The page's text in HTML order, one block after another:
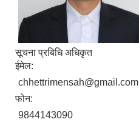
सूचना प्रबिधि अधिकृत
ईमेल:
chhettrimensah@gmail.com
फोन:
9844143090